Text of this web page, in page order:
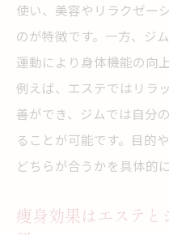
使い、美容やリラクゼー
のが特徴です。一方、ジ
運動により身体機能の向
例えば、エステではリラ
善ができ、ジムでは自分
ることが可能です。目的
どちらが合うかを具体的
痩身効果はエステ